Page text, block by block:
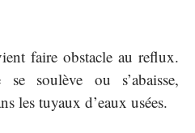
faire obstacle au reflux.
soulève ou s’abaisse,
les tuyaux d’eaux usées.